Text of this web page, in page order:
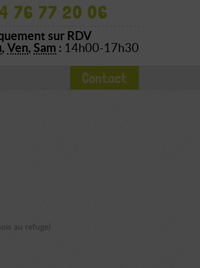
76 77 20 06
sur RDV
, Ven, Sam : 14h00-17h30
Contact
au refuge)